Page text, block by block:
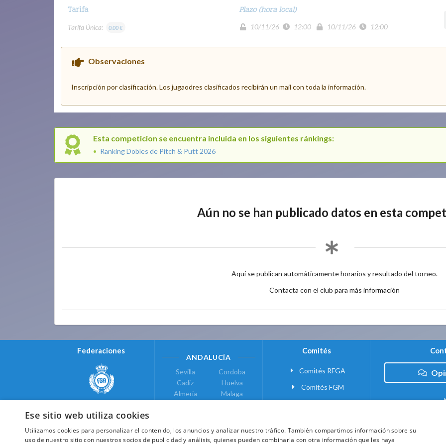
Tarifa
Tarifa Única: 0.00 €
Plazo (hora local)
10/11/26 12:00 10/11/26 12:00
Observaciones
Inscripción por clasificación. Los jugaodres clasificados recibirán un mail con toda la información.
Esta competicion se encuentra incluida en los siguientes ránkings:
Ranking Dobles de Pitch & Putt 2026
Aún no se han publicado datos en esta
Aquí se publican automáticamente horarios y resultado del torneo.
Contacta con el club para más información
Federaciones
Real Federación Andaluza de
Golf
ANDALUCÍA
Sevilla
Cadiz
Almeria
Cordoba
Huelva
Malaga
Valencia
Comités
Comités RFGA
Comités FGM
Ese sitio web utiliza cookies
Utilizamos cookies para personalizar el contenido, los anuncios y analizar nuestro tráfico. También compartimos información sobre su
uso de nuestro sitio con nuestros socios de publicidad y análisis, quienes pueden combinarla con otra información que les haya